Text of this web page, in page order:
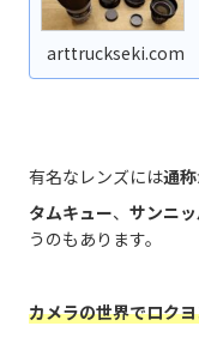
arttruckseki.com
有名なレンズには通称
タムキュー、 サンニ
うのもあります。
カメラの世界でロク